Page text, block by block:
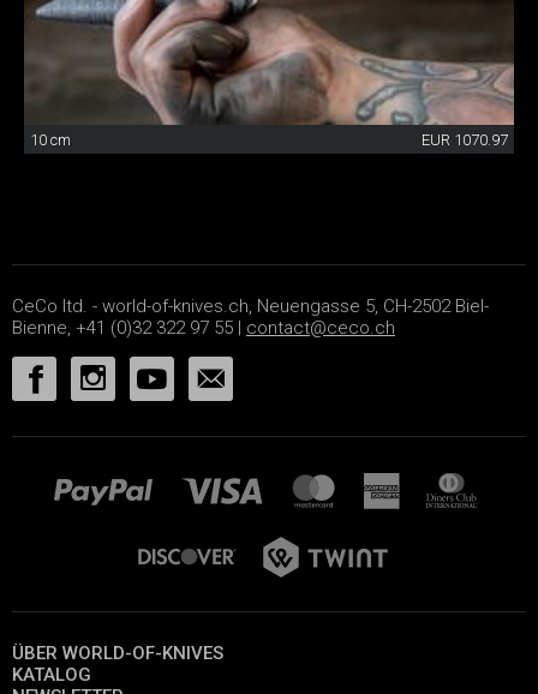
10 cm EUR 1070.97
CeCo ltd. - world-of-knives.ch, Neuengasse 5, CH-2502 Biel-
Bienne, +41 (0)32 322 97 55 | contact@ceco.ch
ÜBER WORLD-OF-KNIVES
KATALOG